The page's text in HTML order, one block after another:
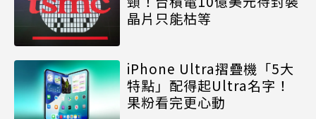
晶片只能枯等
iPhone Ultra摺疊機「5大
特點」配得起Ultra名字！
果粉看完更心動